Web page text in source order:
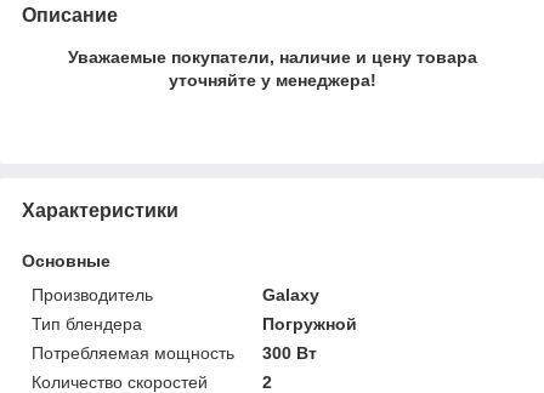
Описание
Уважаемые покупатели, наличие и цену товара
уточняйте у менеджера!
Характеристики
Основные
Производитель
Galaxy
Тип блендера
Погружной
Потребляемая мощность
300 Вт
Количество скоростей
2